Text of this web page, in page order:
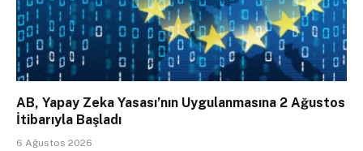
AB, Yapay Zeka Yasası’nın Uygulanmasına 2 Ağustos
İtibarıyla Başladı
6 Ağustos 2026